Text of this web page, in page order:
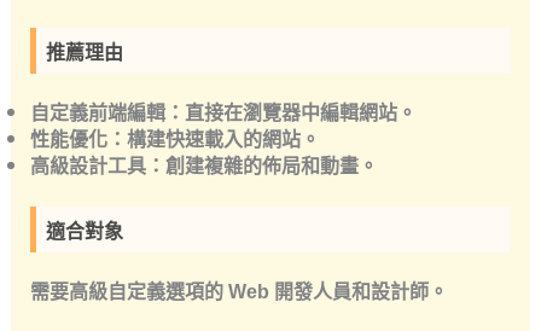
推薦理由
自定義前端編輯：直接在瀏覽器中編輯網站。
性能優化：構建快速載入的網站。
高級設計工具：創建複雜的佈局和動畫。
適合對象
需要高級自定義選項的 Web 開發人員和設計師。